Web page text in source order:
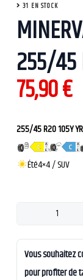
31 EN STOCK
255/45
75,90€
255/45 R20 105Y YR
Été4×4 / SUV
Vous souhaitez
pour profiter de